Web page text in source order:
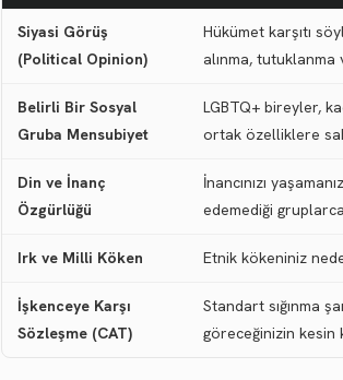
Siyasi Görüş
(Political Opinion)
Hükümet karşıtı
alınma, tutuklanma
Belirli Bir Sosyal
Gruba Mensubiyet
LGBTQ+ bireyler,
ortak özelliklere
Din ve İnanç
Özgürlüğü
İnancınızı
edemediği
Irk ve Milli Köken Etnik kökeniniz
İşkenceye Karşı
Sözleşme (CAT)
Standart sığınma
göreceğinizin kesin